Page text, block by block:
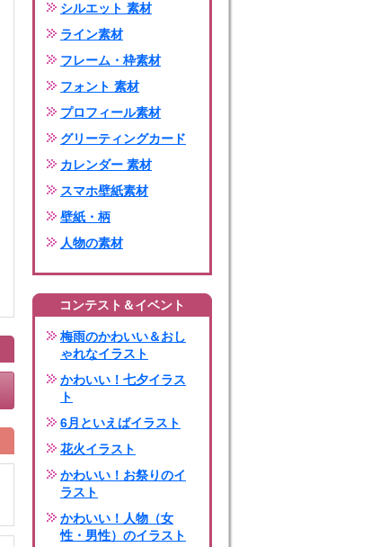
シルエット 素材
ライン素材
フレーム・枠素材
フォント 素材
プロフィール素材
グリーティングカード
カレンダー 素材
スマホ壁紙素材
壁紙・柄
人物の素材
コンテスト＆イベント
梅雨のかわいい＆おし
ゃれなイラスト
かわいい！七夕イラス
ト
6月といえばイラスト
花火イラスト
かわいい！お祭りのイ
ラスト
かわいい！人物（女
性・男性）のイラスト